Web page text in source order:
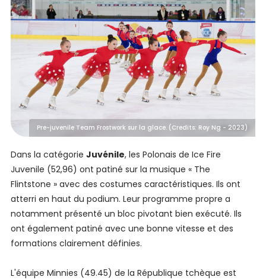
Pre-juvenile Team Frostwork sur la glace. (Credits: Roy Ng - 2023)
Dans la catégorie Juvénile, les Polonais de Ice Fire
Juvenile (52,96) ont patiné sur la musique « The
Flintstone » avec des costumes caractéristiques. Ils ont
atterri en haut du podium. Leur programme propre a
notamment présenté un bloc pivotant bien exécuté. Ils
ont également patiné avec une bonne vitesse et des
formations clairement définies.
L'équipe Minnies (49.45) de la République tchèque est